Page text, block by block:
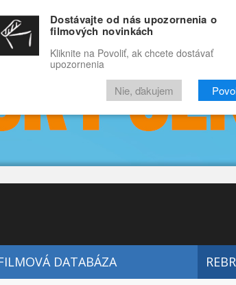
Funny Docu
VIDEÁ FILMY
DATABÁZA
Dostávajte od nás upozornenia o
filmových novinkách
Kliknite na Povoliť, ak chcete dostávať
upozornenia
Nie, ďakujem